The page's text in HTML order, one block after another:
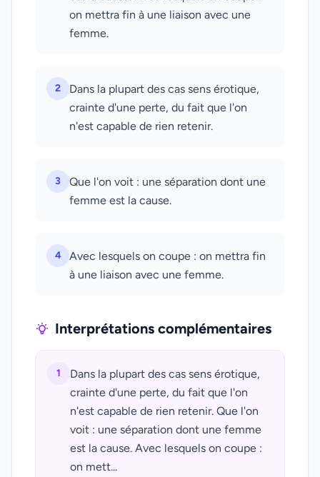
on mettra fin à une liaison avec une
femme.
2
Dans la plupart des cas sens érotique,
crainte d'une perte, du fait que l'on
n'est capable de rien retenir.
3
Que l'on voit : une séparation dont une
femme est la cause.
4
Avec lesquels on coupe : on mettra fin
à une liaison avec une femme.
Interprétations complémentaires
1
Dans la plupart des cas sens érotique,
crainte d'une perte, du fait que l'on
n'est capable de rien retenir. Que l'on
voit : une séparation dont une femme
est la cause. Avec lesquels on coupe :
on mett...